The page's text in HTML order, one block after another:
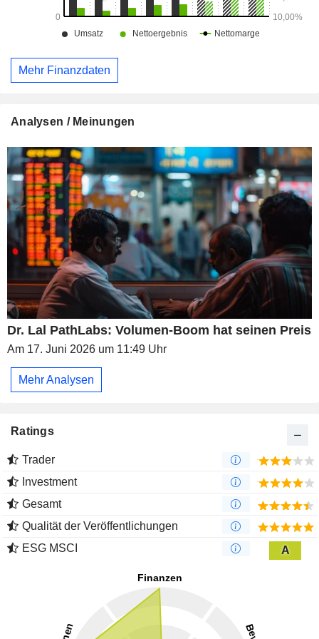
Mehr Finanzdaten
Analysen / Meinungen
Dr. Lal PathLabs: Volumen-Boom hat seinen Preis
Am 17. Juni 2026 um 11:49 Uhr
Mehr Analysen
Ratings
Trader
Investment
Gesamt
Qualität der Veröffentlichungen
ESG MSCI
A